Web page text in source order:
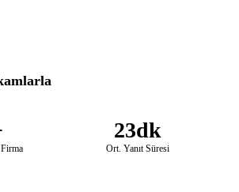
23dk
Ort. Yanıt Süresi